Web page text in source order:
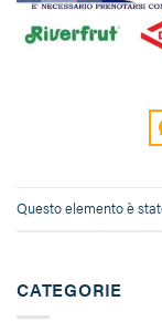
CATEGORIE
Questo elemento è